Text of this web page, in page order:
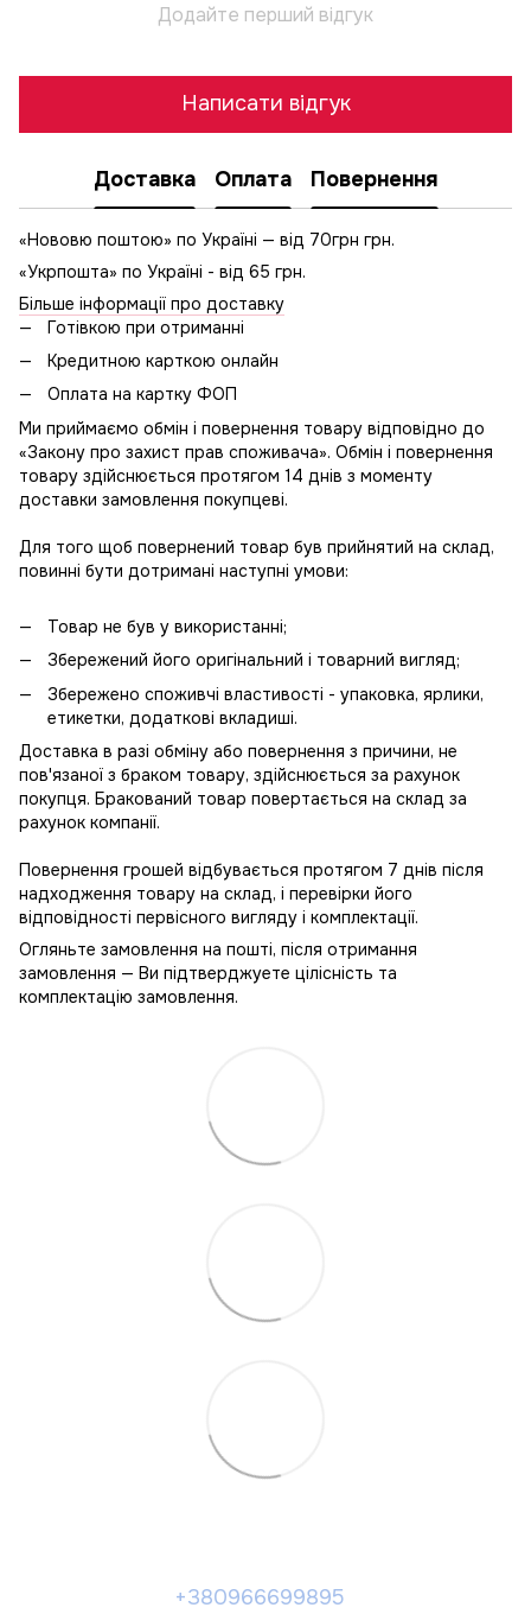
Додайте перший відгук
Написати відгук
Доставка Оплата Повернення
«Нововю поштою» по Україні — від 70грн грн.
«Укрпошта» по Україні - від 65 грн.
Більше інформації про доставку
Готівкою при отриманні
Кредитною карткою онлайн
Оплата на картку ФОП
Ми приймаємо обмін і повернення товару відповідно до
«Закону про захист прав споживача». Обмін і повернення
товару здійснюється протягом 14 днів з моменту
доставки замовлення покупцеві.
Для того щоб повернений товар був прийнятий на склад,
повинні бути дотримані наступні умови:
Товар не був у використанні;
Збережений його оригінальний і товарний вигляд;
Збережено споживчі властивості - упаковка, ярлики,
етикетки, додаткові вкладиші.
Доставка в разі обміну або повернення з причини, не
пов'язаної з браком товару, здійснюється за рахунок
покупця. Бракований товар повертається на склад за
рахунок компанії.
Повернення грошей відбувається протягом 7 днів після
надходження товару на склад, і перевірки його
відповідності первісного вигляду і комплектації.
Огляньте замовлення на пошті, після отримання
замовлення — Ви підтверджуете цілісність та
комплектацію замовлення.
+380966699895